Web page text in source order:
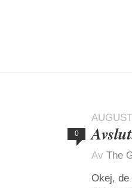
0
Av The
Okej, de